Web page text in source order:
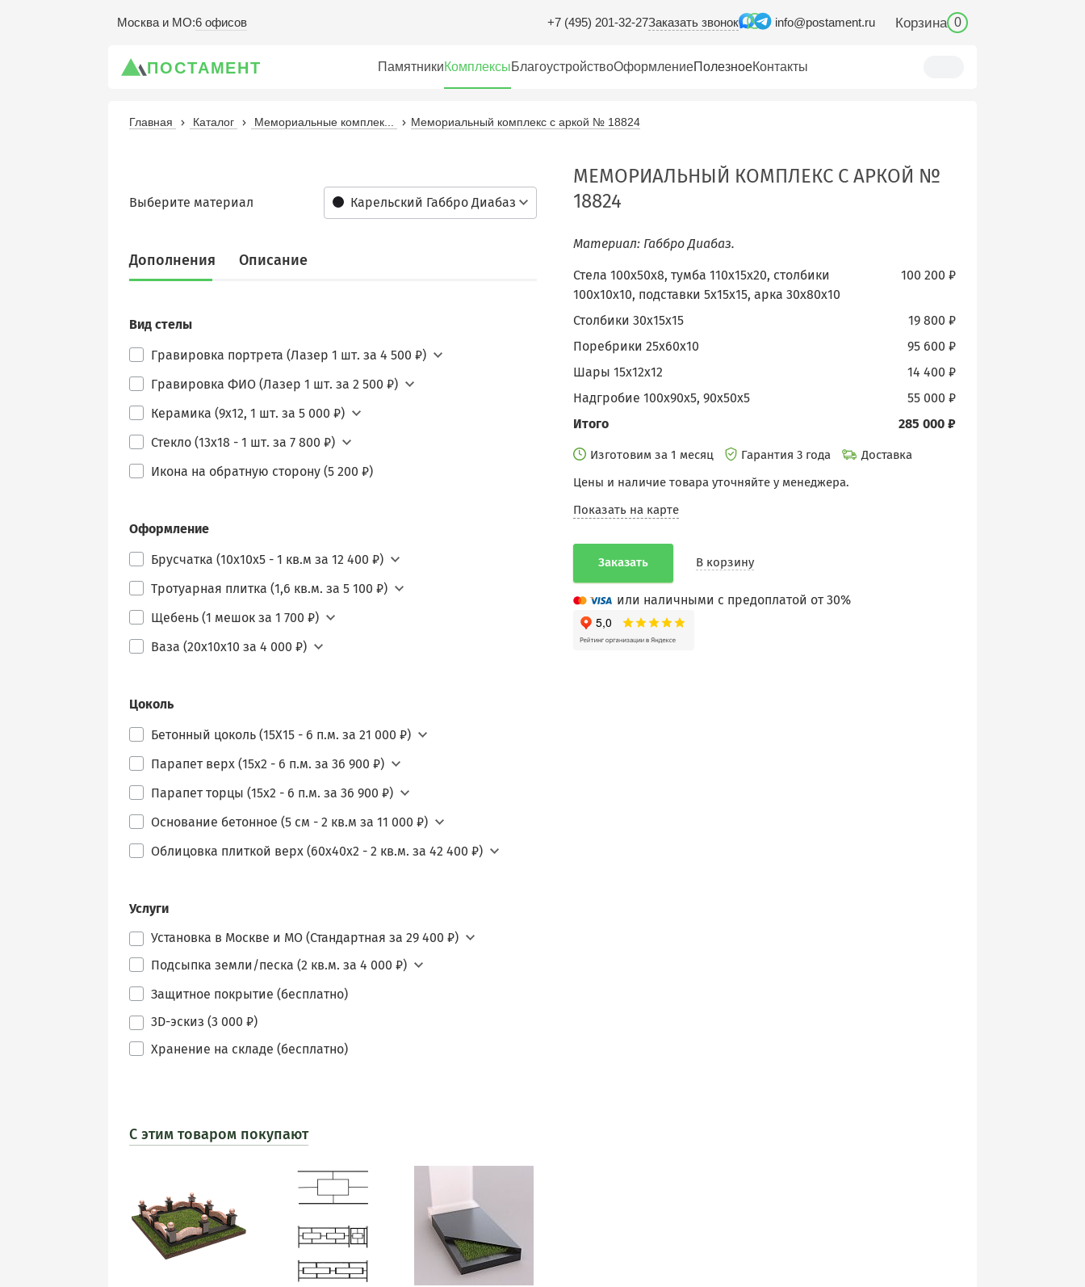
Москва и МО:6 офисов +7 (495) 201-32-27Заказать звонок info@postament.ru Корзина 0
ПОСТАМЕНТ ПамятникиКомплексыБлагоустройствоОформлениеПолезноеКонтакты
Главная Каталог Мемориальные комплек... Мемориальный комплекс с аркой № 18824
Карельский Габбро Диабаз
Выберите материал
Дополнения Описание
Вид стелы
Гравировка портрета (Лазер 1 шт. за 4 500 ₽)
Гравировка ФИО (Лазер 1 шт. за 2 500 ₽)
Керамика (9х12, 1 шт. за 5 000 ₽)
Стекло (13х18 - 1 шт. за 7 800 ₽)
Икона на обратную сторону (5 200 ₽)
Оформление
Брусчатка (10х10х5 - 1 кв.м за 12 400 ₽)
Тротуарная плитка (1,6 кв.м. за 5 100 ₽)
Щебень (1 мешок за 1 700 ₽)
Ваза (20х10х10 за 4 000 ₽)
Цоколь
Бетонный цоколь (15Х15 - 6 п.м. за 21 000 ₽)
Парапет верх (15х2 - 6 п.м. за 36 900 ₽)
Парапет торцы (15х2 - 6 п.м. за 36 900 ₽)
Основание бетонное (5 см - 2 кв.м за 11 000 ₽)
Облицовка плиткой верх (60х40х2 - 2 кв.м. за 42 400 ₽)
Услуги
Установка в Москве и МО (Стандартная за 29 400 ₽)
Подсыпка земли/песка (2 кв.м. за 4 000 ₽)
Защитное покрытие (бесплатно)
3D-эскиз (3 000 ₽)
Хранение на складе (бесплатно)
С этим товаром покупают
МЕМОРИАЛЬНЫЙ КОМПЛЕКС С АРКОЙ №
18824
Материал: Габбро Диабаз.
100 200 ₽
Стела 100х50х8, тумба 110х15х20, столбики
100х10х10, подставки 5х15х15, арка 30х80х10
19 800 ₽
Столбики 30х15х15
95 600 ₽
Поребрики 25х60х10
14 400 ₽
Шары 15х12х12
55 000 ₽
Надгробие 100х90х5, 90х50х5
285 000 ₽
Итого
Изготовим за 1 месяц Гарантия 3 года
Доставка
Цены и наличие товара уточняйте у менеджера.
Показать на карте
Заказать В корзину
или наличными с предоплатой от 30%